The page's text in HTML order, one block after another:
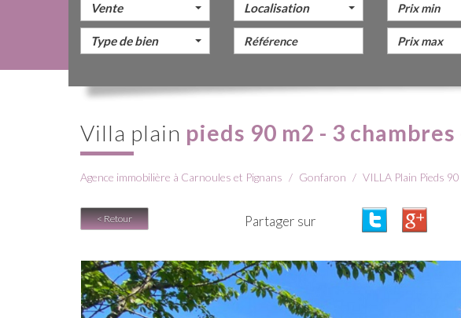
Vente
Type de bien
Localisation
villa plain pieds 90 m2 - 3
Agence immobilière à Carnoules et Pignans Gonfaron VILLA Plain Pieds
< Retour Partager sur